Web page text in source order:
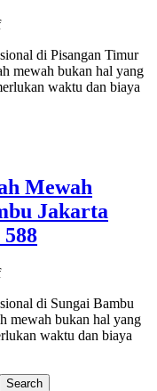
di Pisangan Timur
mewah bukan hal yang
waktu dan biaya
Mewah
Jakarta
di Sungai Bambu
mewah bukan hal yang
waktu dan biaya